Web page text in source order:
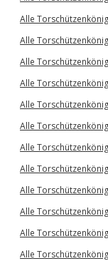
Alle
Alle
Alle
Alle
Alle
Alle
Alle
Alle
Alle
Alle
Alle
Alle